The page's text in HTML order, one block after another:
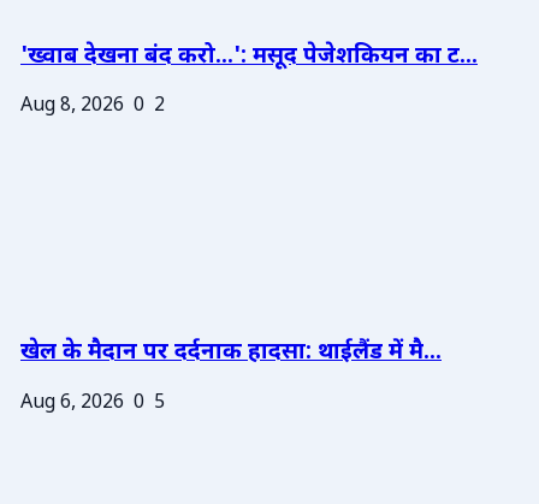
'ख्वाब देखना बंद करो...': मसूद पेजेशकियन का ट...
Aug 8, 2026 0 2
खेल के मैदान पर दर्दनाक हादसा: थाईलैंड में मै...
Aug 6, 2026 0 5